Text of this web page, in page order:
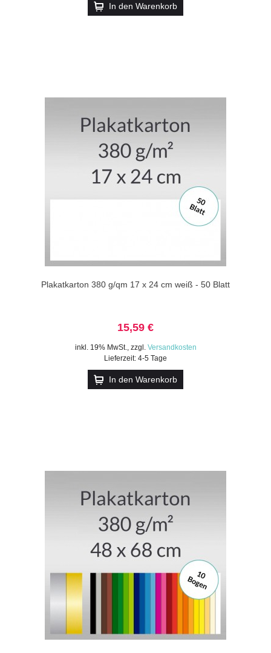
In den Warenkorb
Plakatkarton 380 g/qm 17 x 24 cm weiß - 50 Blatt
15,59 €
inkl. 19% MwSt., zzgl. Versandkosten
Lieferzeit: 4-5 Tage
In den Warenkorb